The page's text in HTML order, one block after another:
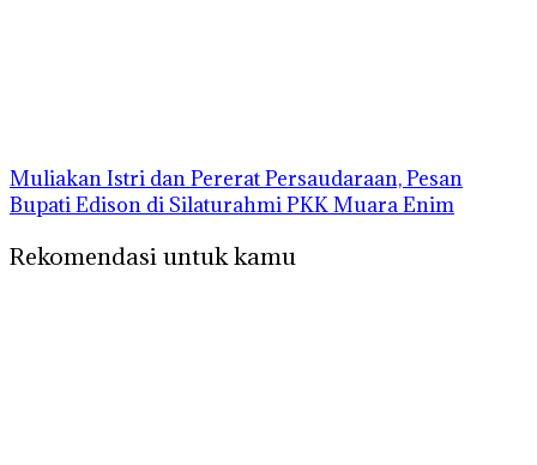
Muliakan Istri dan Pererat Persaudaraan, Pesan
Bupati Edison di Silaturahmi PKK Muara Enim
Rekomendasi untuk kamu